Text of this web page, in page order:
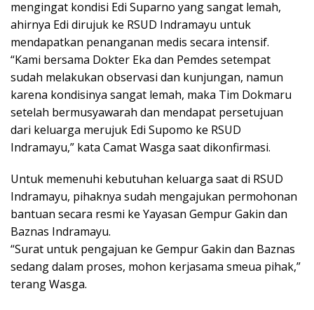
mengingat kondisi Edi Suparno yang sangat lemah,
ahirnya Edi dirujuk ke RSUD Indramayu untuk
mendapatkan penanganan medis secara intensif.
“Kami bersama Dokter Eka dan Pemdes setempat
sudah melakukan observasi dan kunjungan, namun
karena kondisinya sangat lemah, maka Tim Dokmaru
setelah bermusyawarah dan mendapat persetujuan
dari keluarga merujuk Edi Supomo ke RSUD
Indramayu,” kata Camat Wasga saat dikonfirmasi.
Untuk memenuhi kebutuhan keluarga saat di RSUD
Indramayu, pihaknya sudah mengajukan permohonan
bantuan secara resmi ke Yayasan Gempur Gakin dan
Baznas Indramayu.
“Surat untuk pengajuan ke Gempur Gakin dan Baznas
sedang dalam proses, mohon kerjasama smeua pihak,”
terang Wasga.